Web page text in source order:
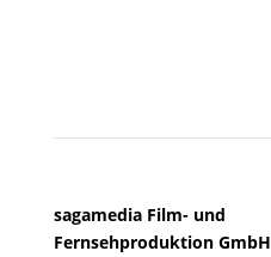
sagamedia Film- und
Fernsehproduktion GmbH